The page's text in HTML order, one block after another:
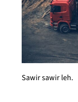
Sawir sawir leh.